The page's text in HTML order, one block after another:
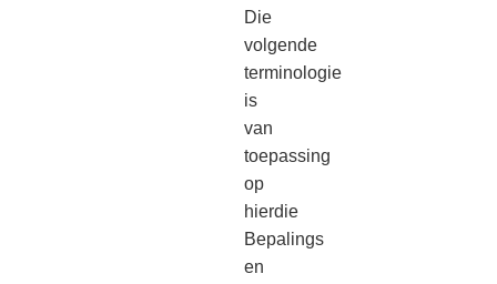
Die
volgende
terminologie
is
van
toepassing
op
hierdie
Bepalings
en